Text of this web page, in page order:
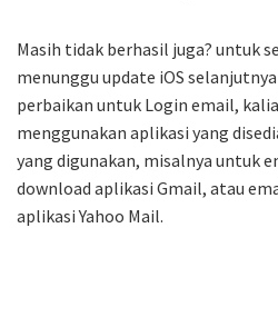
Masih tidak berhasil juga? untuk
menunggu update iOS
perbaikan untuk Login email,
menggunakan aplikasi yang
yang digunakan, misalnya untuk
download aplikasi Gmail, atau
aplikasi Yahoo Mail.